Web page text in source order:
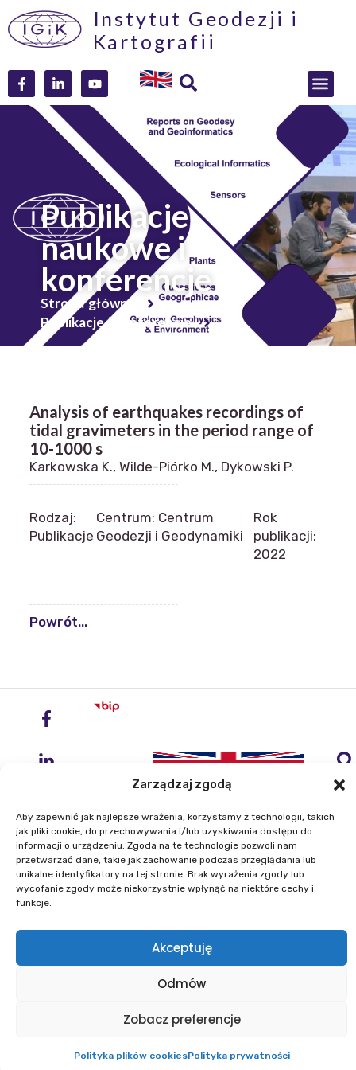
Zarządzaj zgodą
Aby zapewnić jak najlepsze wrażenia, korzystamy z technologii, takich
jak pliki cookie, do przechowywania i/lub uzyskiwania dostępu do
informacji o urządzeniu. Zgoda na te technologie pozwoli nam
przetwarzać dane, takie jak zachowanie podczas przeglądania lub
unikalne identyfikatory na tej stronie. Brak wyrażenia zgody lub
wycofanie zgody może niekorzystnie wpłynąć na niektóre cechy i
funkcje.
Akceptuję
Odmów
Zobacz preferencje
Polityka plików cookiesPolityka prywatności
Instytut Geodezji i
Kartografii
Publikacje
naukowe i
konferencje
Strona główna
Publikacje i konferencje
Analysis of earthquakes recordings of
tidal gravimeters in the period range of
10-1000 s
Karkowska K., Wilde-Piórko M., Dykowski P.
Rodzaj:
Publikacje
Centrum: Centrum
Geodezji i Geodynamiki
Rok
publikacji:
2022
Powrót...
Instytut Geodezji i Kartografii
ul. Zygmunta Modzelewskiego 27
Telefon: +48 22 329 19 00
E-mail: igik@igik.edu.pl
Plan równości płci
Polityka plików cookies